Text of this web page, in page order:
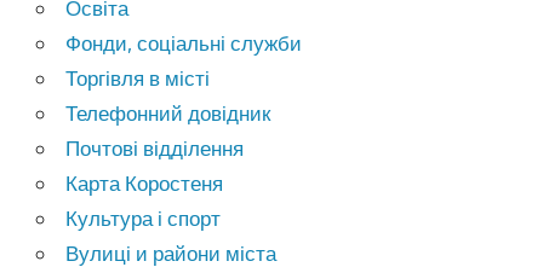
Освіта
Фонди, соціальні служби
Торгівля в місті
Телефонний довідник
Почтові відділення
Карта Коростеня
Культура і спорт
Вулиці и райони міста